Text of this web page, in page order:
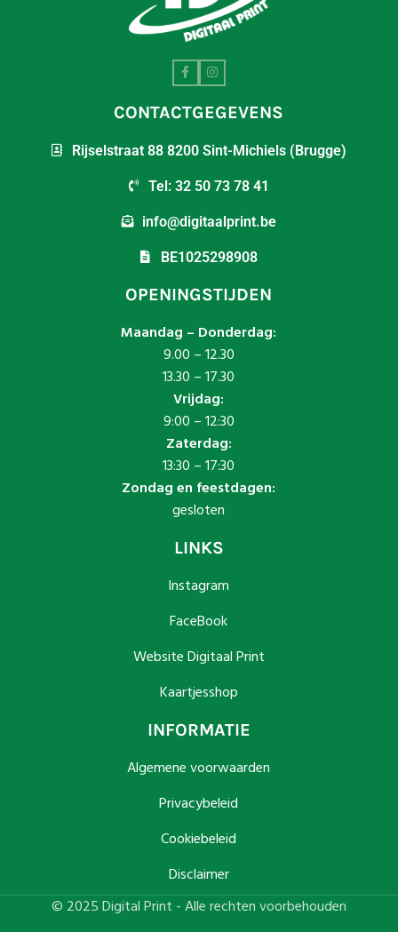
CONTACTGEGEVENS
Rijselstraat 88 8200 Sint-Michiels (Brugge)
Tel: 32 50 73 78 41
info@digitaalprint.be
BE1025298908
OPENINGSTIJDEN
Maandag – Donderdag:
9.00 – 12.30
13.30 – 17.30
Vrijdag:
9:00 – 12:30
Zaterdag:
13:30 – 17:30
Zondag en feestdagen:
gesloten
LINKS
Instagram
FaceBook
Website Digitaal Print
Kaartjesshop
INFORMATIE
Algemene voorwaarden
Privacybeleid
Cookiebeleid
Disclaimer
© 2025 Digital Print - Alle rechten voorbehouden